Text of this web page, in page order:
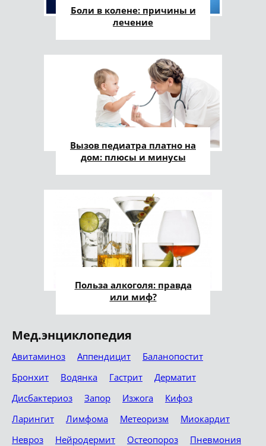
Боли в колене: причины и
лечение
Вызов педиатра платно на
дом: плюсы и минусы
Польза алкоголя: правда
или миф?
Мед.энциклопедия
Авитаминоз Аппендицит
Баланопостит
Бронхит
Водянка Гастрит
Дерматит
Дисбактериоз
Запор Изжога
Кифоз
Ларингит
Лимфома Метеоризм
Миокардит
Невроз
Нейродермит Остеопороз
Пневмония